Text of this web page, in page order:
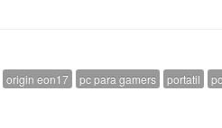
origin eon17 pc para gamers portatil